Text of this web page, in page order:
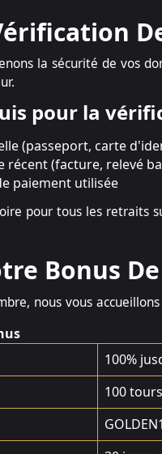
la sécurité de vos
pour la
(passeport, carte
récent (facture, relevé
paiement utilisée
pour tous les retraits
Bonus
nous vous
100%
100